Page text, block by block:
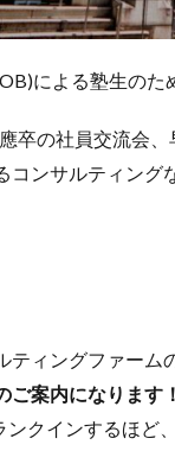
による塾生のた
卒の社員交流会
コンサルティン
ィングファーム
ご案内になります！
クインするほど